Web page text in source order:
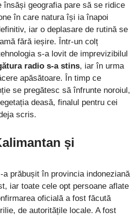
însăși geografia pare să se ridice
în care natura își ia înapoi
iar o deplasare de rutină se
fără ieșire. Într-un colț
s-a lovit de imprevizibilul
radio s-a stins, iar în urma
apăsătoare. În timp ce
se pregătesc să înfrunte noroiul,
deasă, finalul pentru cei
scris.
și
a prăbușit în provincia indoneziană
iar toate cele opt persoane aflate
oficială a fost făcută
de autoritățile locale. A fost